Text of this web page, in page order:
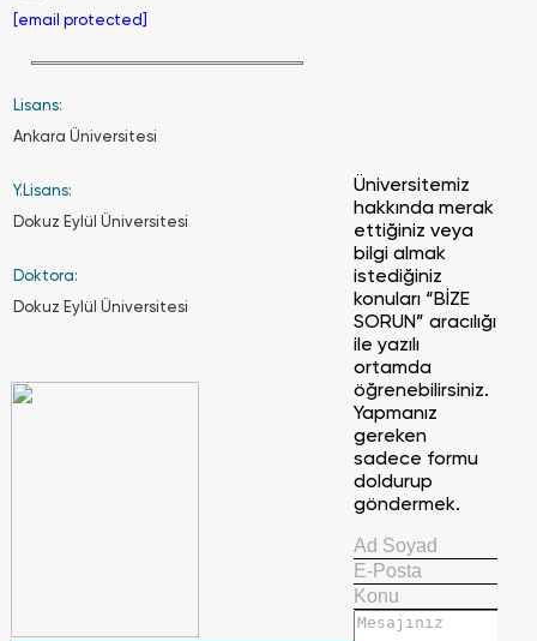
[email protected]
Lisans:
Ankara Üniversitesi
Y.Lisans:
Dokuz Eylül Üniversitesi
Doktora:
Dokuz Eylül Üniversitesi
Üniversitemiz
hakkında merak
ettiğiniz veya
bilgi almak
istediğiniz
konuları “BİZE
SORUN” aracılığı
ile yazılı
ortamda
öğrenebilirsiniz.
Yapmanız
gereken
sadece formu
doldurup
göndermek.